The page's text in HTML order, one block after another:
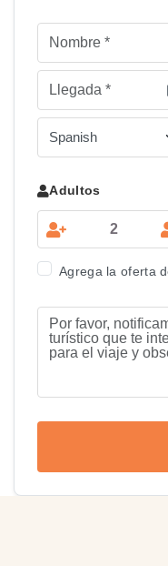
Adultos
Agrega la oferta